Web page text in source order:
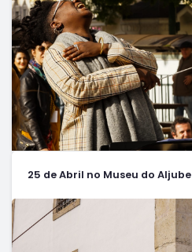
25 de Abril no Museu do Aljube